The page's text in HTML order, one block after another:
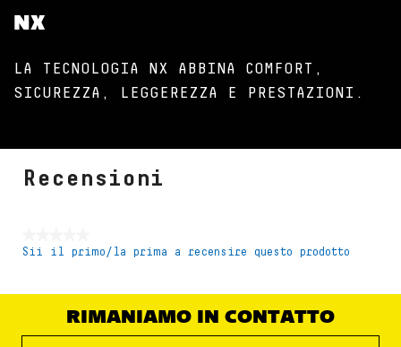
NX
LA TECNOLOGIA NX ABBINA COMFORT,
SICUREZZA, LEGGEREZZA E PRESTAZIONI.
Recensioni
Nessuna
Sii il primo/la prima a recensire questo prodotto
RIMANIAMO IN CONTATTO